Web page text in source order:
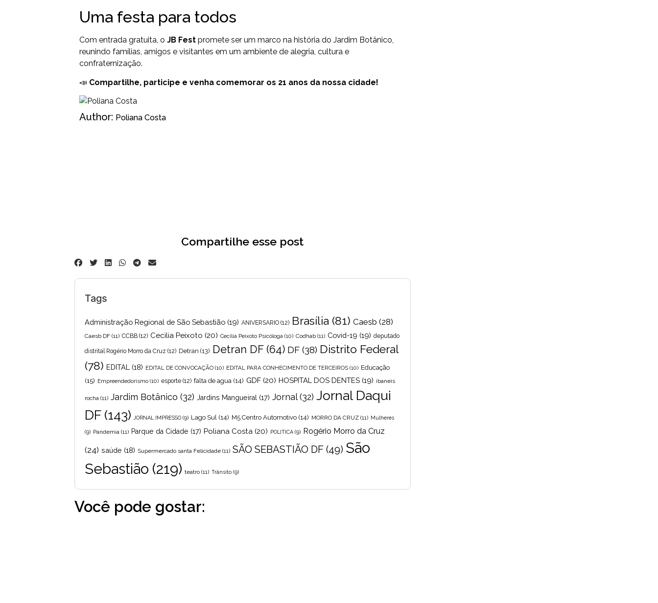
Uma festa para todos
Com entrada gratuita, o JB Fest promete ser um marco na história do Jardim Botânico,
reunindo famílias, amigos e visitantes em um ambiente de alegria, cultura e
confraternização.
📣 Compartilhe, participe e venha comemorar os 21 anos da nossa cidade!
Author: Poliana Costa
Compartilhe esse post
Tags
Administração Regional de São Sebastião (19) ANIVERSARIO (12) Brasília (81) Caesb (28)
Caesb DF (11) CCBB (12) Cecilia Peixoto (20) Cecília Peixoto Psicóloga (10) Codhab (11) Covid-19 (19) deputado
distrital Rogério Morro da Cruz (12) Detran (13) Detran DF(64) DF (38) Distrito Federal
(78) EDITAL (18) EDITAL DE CONVOCAÇÃO (10) EDITAL PARA CONHECIMENTO DE TERCEIROS (10) Educação
(15) Empreendedorismo (10) esporte (12) falta de agua (14) GDF (20) HOSPITAL DOS DENTES (19) ibaneis
rocha (11) Jardim Botânico (32) Jardins Mangueiral (17) Jornal(32) Jornal Daqui
DF(143) JORNAL IMPRESSO (9) Lago Sul (14) M5 Centro Automotivo (14) MORRO DA CRUZ (11) Mulheres
(9) Pandemia (11) Parque da Cidade (17) Poliana Costa (20) POLITICA (9) Rogério Morro da Cruz
(24) saúde (18) Supermercado santa Felicidade (11) SÃO SEBASTIÃO DF (49) São
Sebastião (219) teatro (11) Trânsito (9)
Você pode gostar: